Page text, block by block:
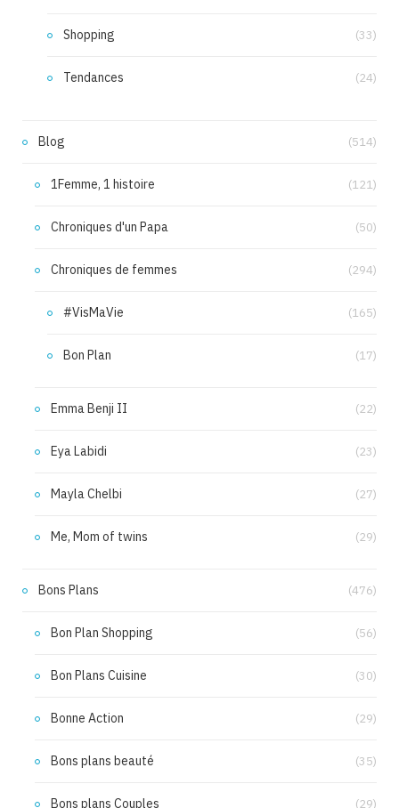
Shopping (33)
Tendances (24)
Blog (514)
1Femme, 1 histoire (121)
Chroniques d'un Papa (50)
Chroniques de femmes (294)
#VisMaVie (165)
Bon Plan (17)
Emma Benji II (22)
Eya Labidi (23)
Mayla Chelbi (27)
Me, Mom of twins (29)
Bons Plans (476)
Bon Plan Shopping (56)
Bon Plans Cuisine (30)
Bonne Action (29)
Bons plans beauté (35)
Bons plans Couples (29)